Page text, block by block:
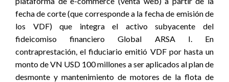
fecha de corte (que corresponde a la fecha de emisión de
los VDF) que integra el activo subyacente del
fideicomiso financiero Global ARSA I. En
contraprestación, el fiduciario emitió VDF por hasta un
monto de VN USD 100 millones a ser aplicados al plan de
desmonte y mantenimiento de motores de la flota de